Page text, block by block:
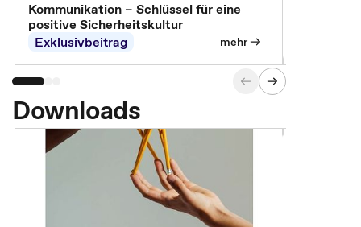
Kommunikation – Schlüssel für eine
positive Sicherheitskultur
Exklusivbeitrag
mehr
Downloads